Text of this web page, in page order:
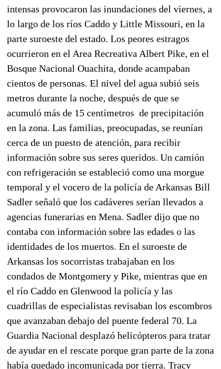
intensas provocaron las inundaciones del viernes, a
lo largo de los ríos Caddo y Little Missouri, en la
parte suroeste del estado. Los peores estragos
ocurrieron en el Area Recreativa Albert Pike, en el
Bosque Nacional Ouachita, donde acampaban
cientos de personas. El nivel del agua subió seis
metros durante la noche, después de que se
acumuló más de 15 centímetros de precipitación
en la zona. Las familias, preocupadas, se reunían
cerca de un puesto de atención, para recibir
información sobre sus seres queridos. Un camión
con refrigeración se estableció como una morgue
temporal y el vocero de la policía de Arkansas Bill
Sadler señaló que los cadáveres serían llevados a
agencias funerarias en Mena. Sadler dijo que no
contaba con información sobre las edades o las
identidades de los muertos. En el suroeste de
Arkansas los socorristas trabajaban en los
condados de Montgomery y Pike, mientras que en
el río Caddo en Glenwood la policía y las
cuadrillas de especialistas revisaban los escombros
que avanzaban debajo del puente federal 70. La
Guardia Nacional desplazó helicópteros para tratar
de ayudar en el rescate porque gran parte de la zona
había quedado incomunicada por tierra. Tracy